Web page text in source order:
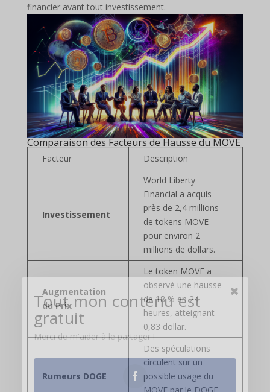
financier avant tout investissement.
Comparaison des Facteurs de Hausse du MOVE
Facteur Description
Investissement
World Liberty
Financial a acquis
près de 2,4 millions
de tokens MOVE
pour environ 2
millions de dollars.
Augmentation
du Prix
Le token MOVE a
observé une hausse
de 18 % en 24
heures, atteignant
0,83 dollar.
Rumeurs DOGE
Des spéculations
circulent sur un
possible usage du
Tout mon contenu est
gratuit
Merci de m'aider à le partager !